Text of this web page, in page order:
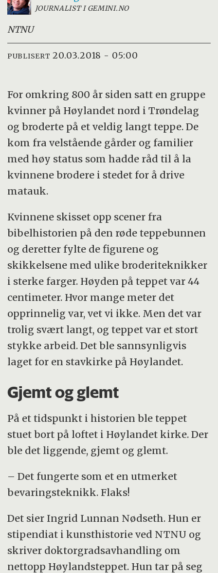
JOURNALIST I GEMINI.NO
NTNU
PUBLISERT 20.03.2018 - 05:00
For omkring 800 år siden satt en gruppe
kvinner på Høylandet nord i Trøndelag
og broderte på et veldig langt teppe. De
kom fra velstående gårder og familier
med høy status som hadde råd til å la
kvinnene brodere i stedet for å drive
matauk.
Kvinnene skisset opp scener fra
bibelhistorien på den røde teppebunnen
og deretter fylte de figurene og
skikkelsene med ulike broderiteknikker
i sterke farger. Høyden på teppet var 44
centimeter. Hvor mange meter det
opprinnelig var, vet vi ikke. Men det var
trolig svært langt, og teppet var et stort
stykke arbeid. Det ble sannsynligvis
laget for en stavkirke på Høylandet.
Gjemt og glemt
På et tidspunkt i historien ble teppet
stuet bort på loftet i Høylandet kirke. Der
ble det liggende, gjemt og glemt.
– Det fungerte som et en utmerket
bevaringsteknikk. Flaks!
Det sier Ingrid Lunnan Nødseth. Hun er
stipendiat i kunsthistorie ved NTNU og
skriver doktorgradsavhandling om
nettopp Høylandsteppet. Hun tar på seg